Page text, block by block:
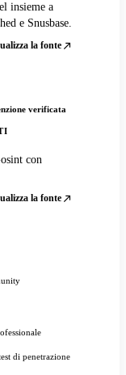
insieme a
e Snusbase.
la fonte
verificata
con
la fonte
di penetrazione